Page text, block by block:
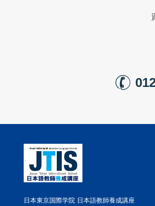
日本東京国際学院 日本語教師養成講座